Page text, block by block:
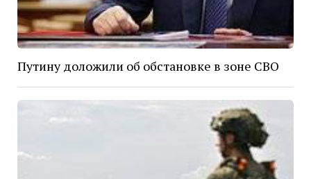
Путину доложили об обстановке в зоне СВО